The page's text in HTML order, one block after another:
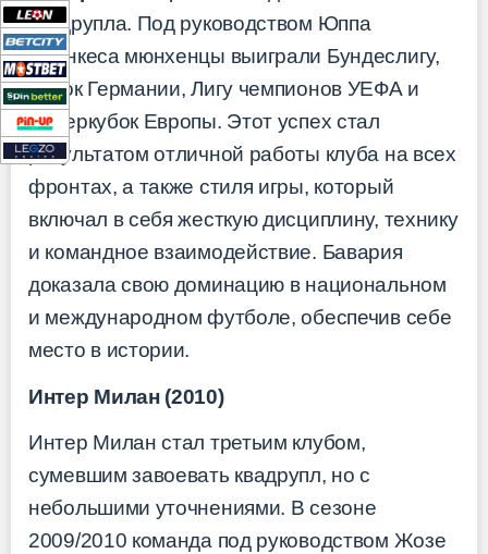
квадрупла. Под руководством Юппа
Хайнкеса мюнхенцы выиграли Бундеслигу,
Кубок Германии, Лигу чемпионов УЕФА и
Суперкубок Европы. Этот успех стал
результатом отличной работы клуба на всех
фронтах, а также стиля игры, который
включал в себя жесткую дисциплину, технику
и командное взаимодействие. Бавария
доказала свою доминацию в национальном
и международном футболе, обеспечив себе
место в истории.
Интер Милан (2010)
Интер Милан стал третьим клубом,
сумевшим завоевать квадрупл, но с
небольшими уточнениями. В сезоне
2009/2010 команда под руководством Жозе